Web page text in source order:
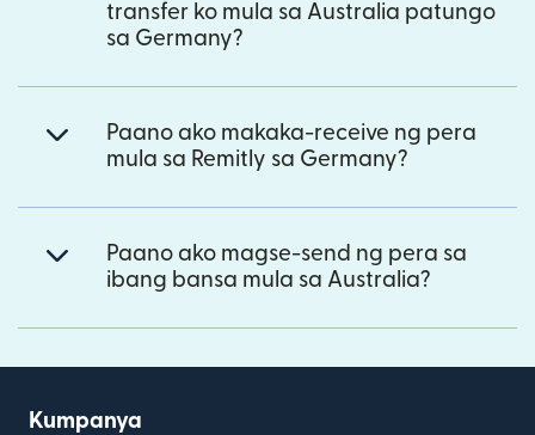
transfer ko mula sa Australia patungo
sa Germany?
Paano ako makaka-receive ng pera
mula sa Remitly sa Germany?
Paano ako magse-send ng pera sa
ibang bansa mula sa Australia?
Kumpanya